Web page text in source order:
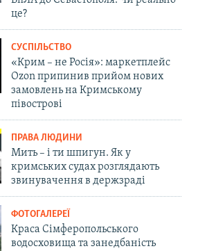
це?
СУСПІЛЬСТВО
«Крим – не Росія»: маркетплейс
Ozon припинив прийом нових
замовлень на Кримському
півострові
ПРАВА ЛЮДИНИ
Мить – і ти шпигун. Як у
кримських судах розглядають
звинувачення в держзраді
ФОТОГАЛЕРЕЇ
Краса Сімферопольського
водосховища та занедбаність